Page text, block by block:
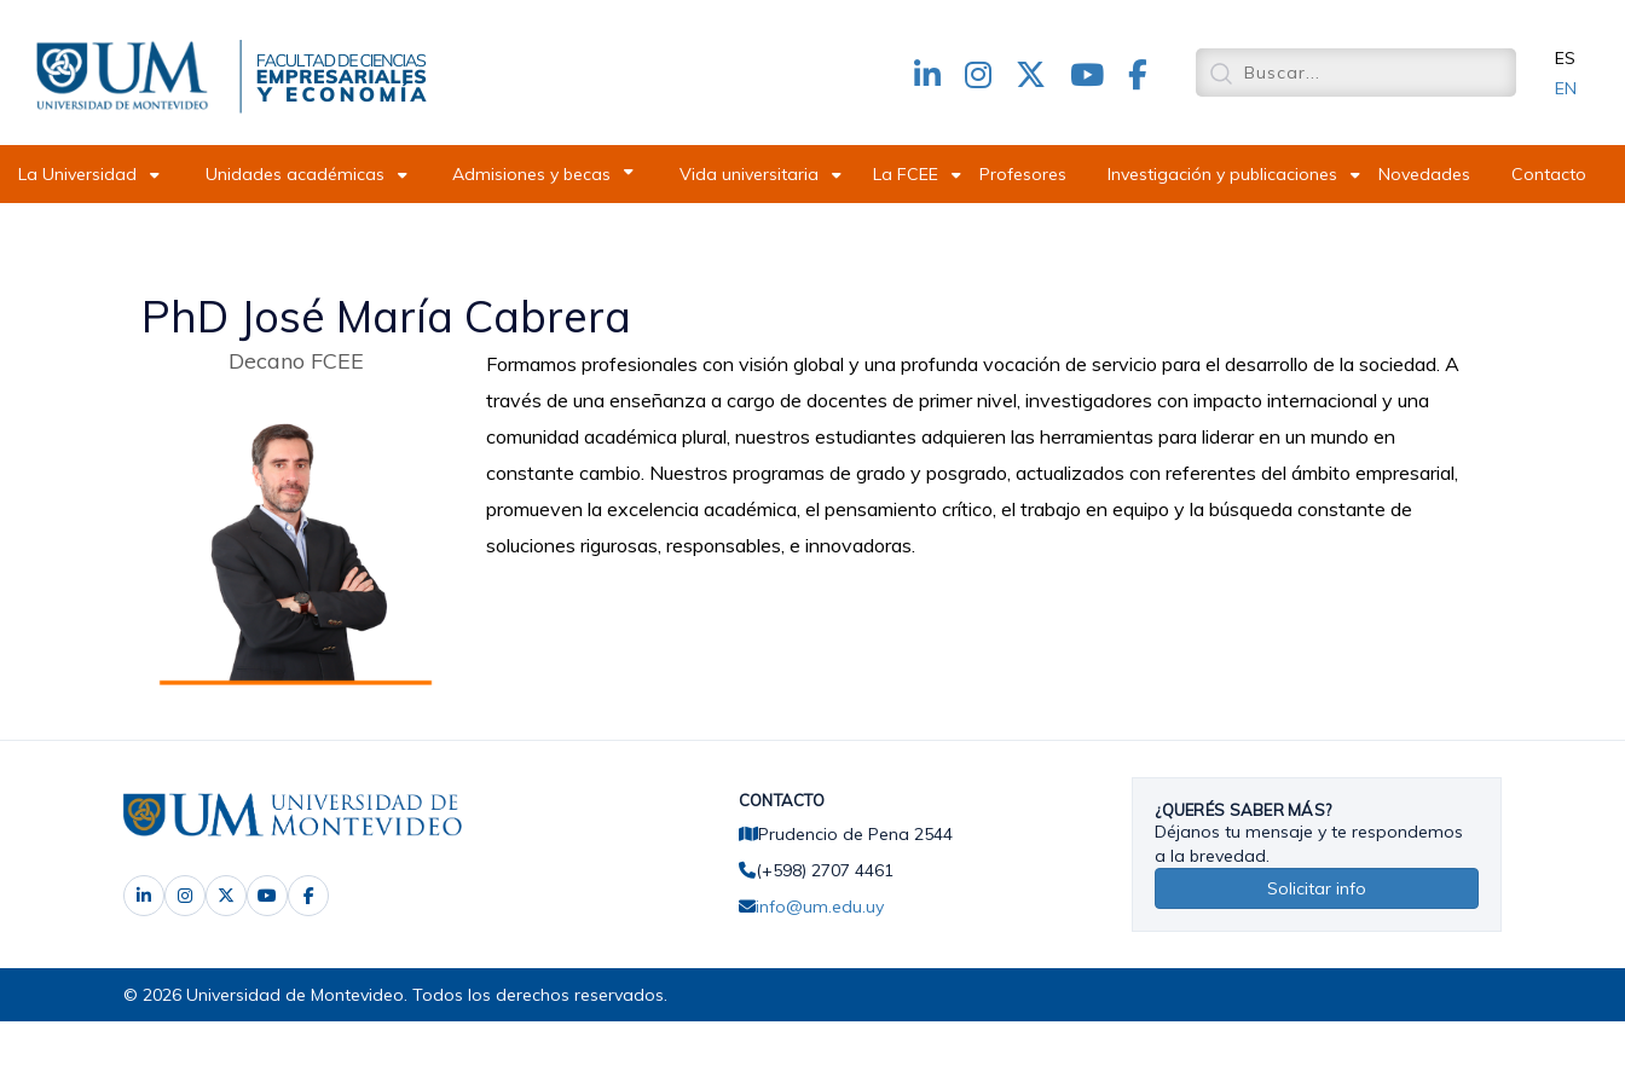
contenido
principal
Redes
header
ES
EN
La Universidad Unidades académicas Admisiones y becas Vida universitaria La FCEE Profesores Investigación y publicaciones Novedades Contacto
PhD José María Cabrera
Decano FCEE
Formamos profesionales con visión global y una profunda vocación de servicio para el desarrollo de la sociedad. A
través de una enseñanza a cargo de docentes de primer nivel, investigadores con impacto internacional y una
comunidad académica plural, nuestros estudiantes adquieren las herramientas para liderar en un mundo en
constante cambio. Nuestros programas de grado y posgrado, actualizados con referentes del ámbito empresarial,
promueven la excelencia académica, el pensamiento crítico, el trabajo en equipo y la búsqueda constante de
soluciones rigurosas, responsables, e innovadoras.
CONTACTO
Prudencio de Pena 2544
(+598) 2707 4461
info@um.edu.uy
¿QUERÉS SABER MÁS?
Déjanos tu mensaje y te respondemos
a la brevedad.
Solicitar info
© 2026 Universidad de Montevideo. Todos los derechos reservados.